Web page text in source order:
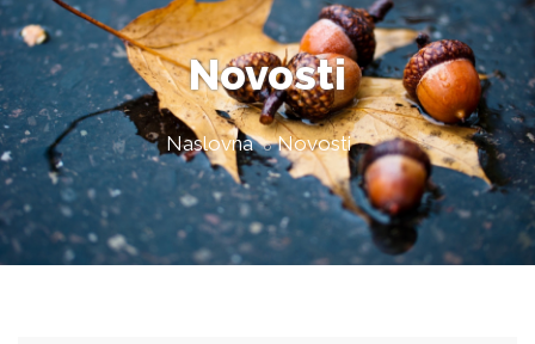
Novosti
Naslovna Novosti